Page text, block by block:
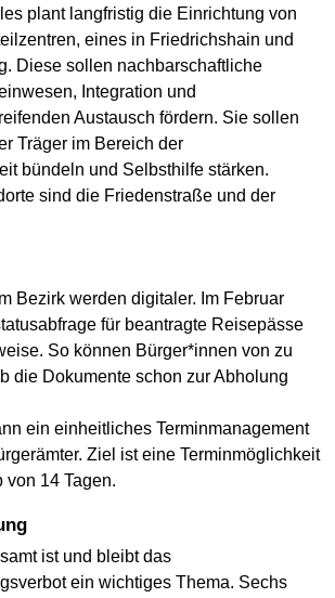
plant langfristig die Einrichtung von
eines in Friedrichshain und
Diese sollen nachbarschaftliche
Integration und
Austausch fördern. Sie sollen
Träger im Bereich der
bündeln und Selbsthilfe stärken.
sind die Friedenstraße und der
Bezirk werden digitaler. Im Februar
für beantragte Reisepässe
So können Bürger*innen von zu
die Dokumente schon zur Abholung
ein einheitliches Terminmanagement
Ziel ist eine Terminmöglichkeit
14 Tagen.
ist und bleibt das
ein wichtiges Thema. Sechs